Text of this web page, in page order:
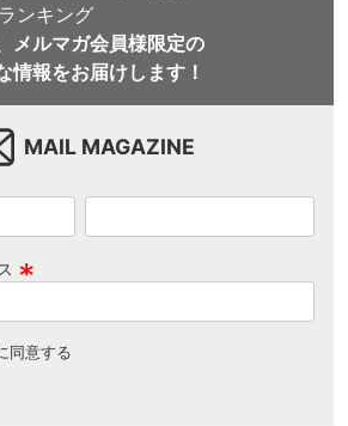
ンキング
メルマガ会員様限定の
情報をお届けします！
MAIL MAGAZINE
須
同意する